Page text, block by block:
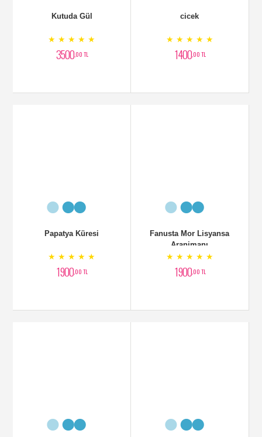
Kutuda Gül
★ ★ ★ ★ ★
3500,00 TL
cicek
★ ★ ★ ★ ★
1400,00 TL
Papatya Küresi
★ ★ ★ ★ ★
1900,00 TL
Fanusta Mor Lisyansa
Aranjmanı
★ ★ ★ ★ ★
1900,00 TL